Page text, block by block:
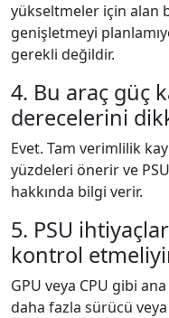
yükseltmeler için alan
genişletmeyi
gerekli değildir.
4. Bu araç güç
derecelerini
Evet. Tam verimlilik
yüzdeleri önerir ve
hakkında bilgi verir.
5. PSU
kontrol
GPU veya CPU gibi
daha fazla sürücü